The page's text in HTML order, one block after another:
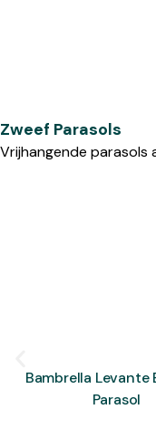
Zweef Parasols
Vrijhangende parasols
Bambrella Levante
Parasol